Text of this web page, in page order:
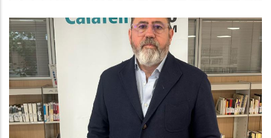
Entrevista Amb El Líder Del PP Al
Consell Comarcal